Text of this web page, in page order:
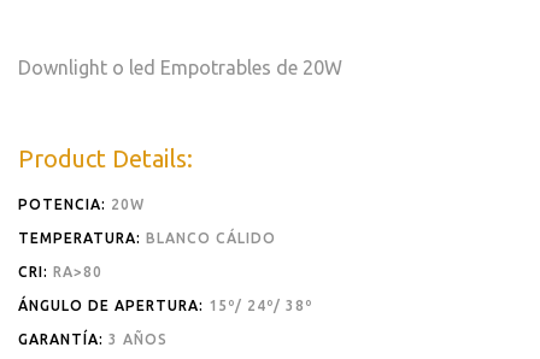
Downlight o led Empotrables de 20W
Product Details:
POTENCIA: 20W
TEMPERATURA: BLANCO CÁLIDO
CRI: RA>80
ÁNGULO DE APERTURA: 15º/ 24º/ 38º
GARANTÍA: 3 AÑOS